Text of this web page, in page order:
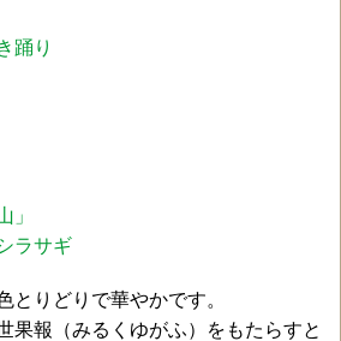
踊り
」
ラサギ
とりどりで華やかです。
果報（みるくゆがふ）をもたらすと